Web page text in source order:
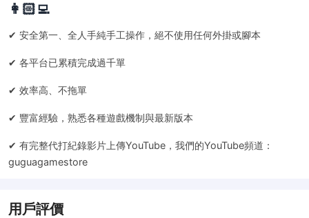
👩🏻‍💻
✔ 安全第一、全人手純手工操作，絕不使用任何外掛或腳本
✔ 各平台已累積完成過千單
✔ 效率高、不拖單
✔ 豐富經驗，熟悉各種遊戲機制與最新版本
✔ 有完整代打紀錄影片上傳YouTube，我們的YouTube頻道：
guguagamestore
用戶評價